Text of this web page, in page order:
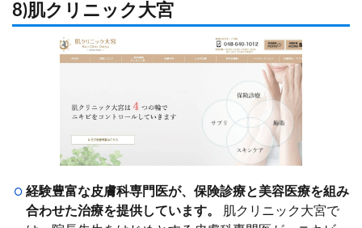
8)肌クリニック大宮
経験豊富な皮膚科専門医が、保険診療と美容医療を組み
合わせた治療を提供しています。
肌クリニック大宮で